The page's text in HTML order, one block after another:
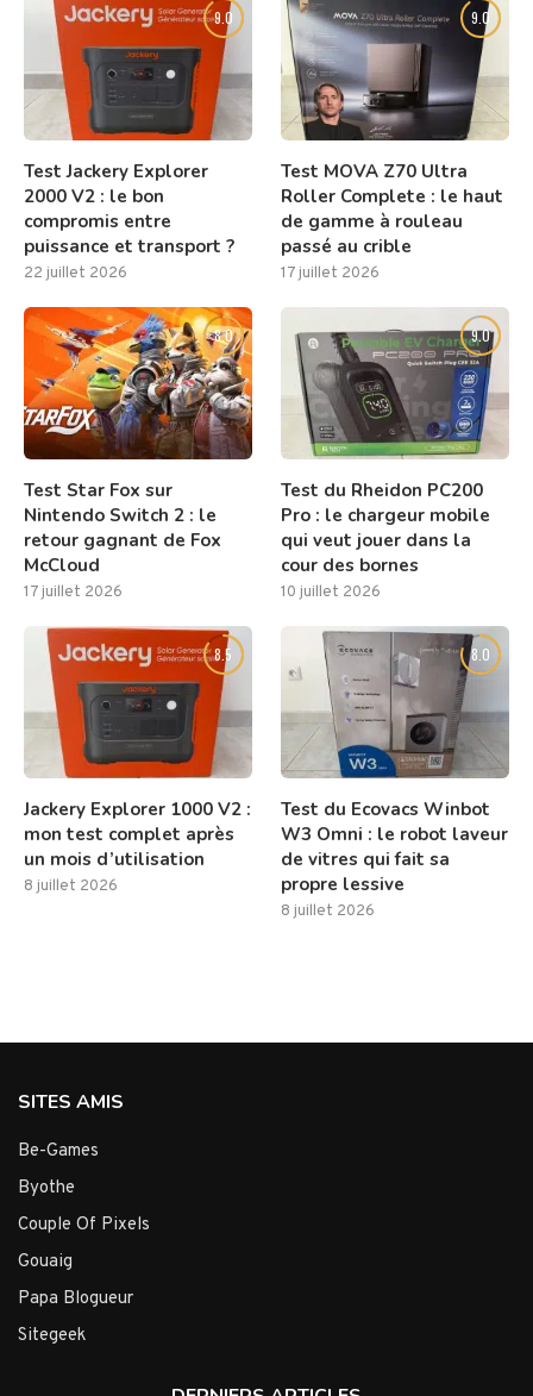
9.0
Test Jackery Explorer
2000 V2 : le bon
compromis entre
puissance et transport ?
22 juillet 2026
9.0
Test MOVA Z70 Ultra
Roller Complete : le haut
de gamme à rouleau
passé au crible
17 juillet 2026
8.0
Test Star Fox sur
Nintendo Switch 2 : le
retour gagnant de Fox
McCloud
17 juillet 2026
9.0
Test du Rheidon PC200
Pro : le chargeur mobile
qui veut jouer dans la
cour des bornes
10 juillet 2026
8.5
Jackery Explorer 1000 V2 :
mon test complet après
un mois d’utilisation
8 juillet 2026
8.0
Test du Ecovacs Winbot
W3 Omni : le robot laveur
de vitres qui fait sa
propre lessive
8 juillet 2026
SITES AMIS
Be-Games
Byothe
Couple Of Pixels
Gouaig
Papa Blogueur
Sitegeek